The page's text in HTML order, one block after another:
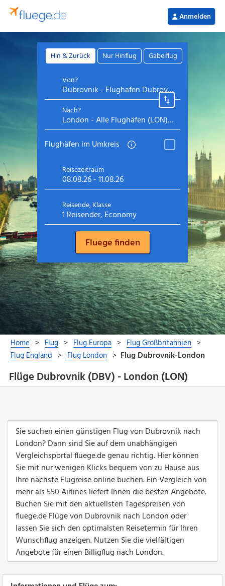
Flüge Dubrovnik (DBV) - London (LON)
Sie suchen einen günstigen Flug von Dubrovnik nach
London? Dann sind Sie auf dem unabhängigen
Vergleichsportal fluege.de genau richtig. Hier können
Sie mit nur wenigen Klicks bequem von zu Hause aus
Ihre nächste Flugreise online buchen. Ein Vergleich von
mehr als 550 Airlines liefert Ihnen die besten Angebote.
Buchen Sie mit den aktuellsten Tagespreisen von
fluege.de Flüge von Dubrovnik nach London oder
lassen Sie sich den optimalsten Reisetermin für Ihren
Wunschflug anzeigen. Nutzen Sie die vielfältigen
Angebote für einen Billigflug nach London.